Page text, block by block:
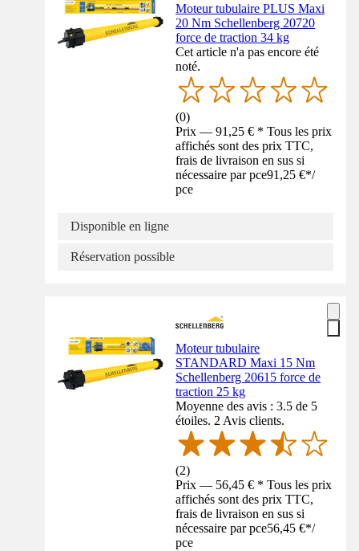
Moteur tubulaire PLUS Maxi
20 Nm Schellenberg 20720
force de traction 34 kg
Cet article n'a pas encore été
noté.
(0)
Prix — 91,25 € * Tous les prix
affichés sont des prix TTC,
frais de livraison en sus si
nécessaire par pce91,25 €*/
pce
Disponible en ligne
Réservation possible
Moteur tubulaire
STANDARD Maxi 15 Nm
Schellenberg 20615 force de
traction 25 kg
Moyenne des avis : 3.5 de 5
étoiles. 2 Avis clients.
(2)
Prix — 56,45 € * Tous les prix
affichés sont des prix TTC,
frais de livraison en sus si
nécessaire par pce56,45 €*/
pce